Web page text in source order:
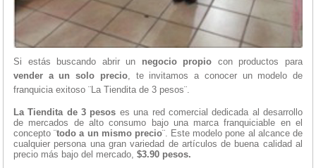
Si estás buscando abrir un negocio propio con productos para
vender a un solo precio, te invitamos a conocer un modelo de
franquicia exitoso ¨La Tiendita de 3 pesos¨.
La Tiendita de 3 pesos es una red comercial dedicada al desarrollo
de mercados de alto consumo bajo una marca franquiciable en el
concepto ¨todo a un mismo precio¨. Este modelo pone al alcance de
cualquier persona una gran variedad de artículos de buena calidad al
precio más bajo del mercado, $3.90 pesos.